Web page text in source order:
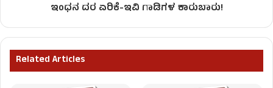
ಇಂಧನ ದರ ಏರಿಕೆ-ಇವಿ ಗಾಡಿಗಳ ಕಾರುಬಾರು!
Related Articles